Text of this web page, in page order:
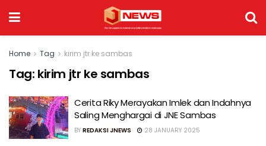
Home Tag kirim jtr ke sambas
Tag: kirim jtr ke sambas
Cerita Riky Merayakan Imlek dan Indahnya
Saling Menghargai di JNE Sambas
BY REDAKSI JNEWS 28 JANUARY 2025